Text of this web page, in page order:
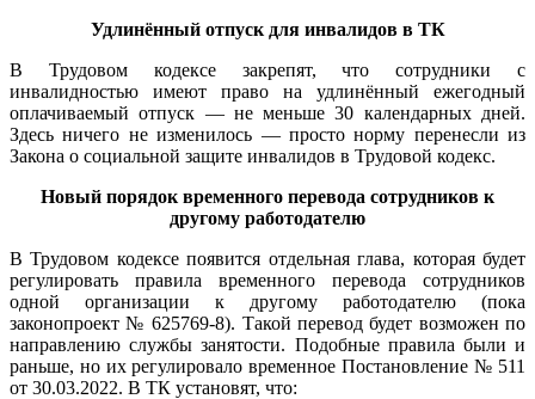
Удлинённый отпуск для инвалидов в ТК
В Трудовом кодексе закрепят, что сотрудники с
инвалидностью имеют право на удлинённый ежегодный
оплачиваемый отпуск — не меньше 30 календарных дней.
Здесь ничего не изменилось — просто норму перенесли из
Закона о социальной защите инвалидов в Трудовой кодекс.
Новый порядок временного перевода сотрудников к
другому работодателю
В Трудовом кодексе появится отдельная глава, которая будет
регулировать правила временного перевода сотрудников
одной организации к другому работодателю (пока
законопроект № 625769-8). Такой перевод будет возможен по
направлению службы занятости. Подобные правила были и
раньше, но их регулировало временное Постановление № 511
от 30.03.2022. В ТК установят, что: